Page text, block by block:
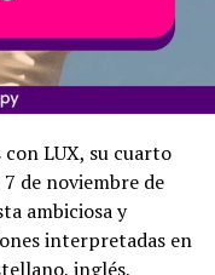
LUX, su cuarto
de noviembre de
ambiciosa y
interpretadas en
inglés,